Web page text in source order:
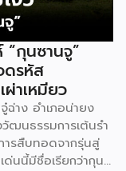
กุนซานจู”
ดรหัส
าเหมียว
ฉ่าง อำเภอน่ายง
ฒนธรรมการเต้นรำ
ารสืบทอดจากรุ่นสู่
นนี้มีชื่อเรียกว่ากุน